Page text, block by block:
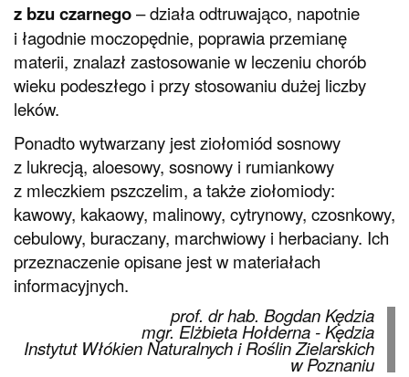
z bzu czarnego– działa odtruwająco, napotnie
i łagodnie moczopędnie, poprawia przemianę
materii, znalazł zastosowanie w leczeniu chorób
wieku podeszłego i przy stosowaniu dużej liczby
leków.
Ponadto wytwarzany jest ziołomiód sosnowy
z lukrecją, aloesowy, sosnowy i rumiankowy
z mleczkiem pszczelim, a także ziołomiody:
kawowy, kakaowy, malinowy, cytrynowy, czosnkowy,
cebulowy, buraczany, marchwiowy i herbaciany. Ich
przeznaczenie opisane jest w materiałach
informacyjnych.
prof. dr hab. Bogdan Kędzia
mgr. Elżbieta Hołderna - Kędzia
Instytut Włókien Naturalnych i Roślin Zielarskich
w Poznaniu